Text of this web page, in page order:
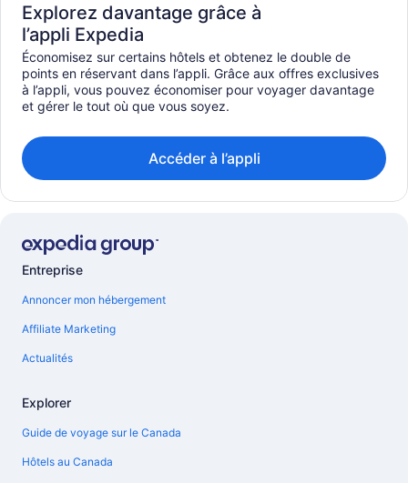
Explorez davantage grâce à
l’appli Expedia
Économisez sur certains hôtels et obtenez le double de
points en réservant dans l’appli. Grâce aux offres exclusives
à l’appli, vous pouvez économiser pour voyager davantage
et gérer le tout où que vous soyez.
Accéder à l’appli
Entreprise
Annoncer mon hébergement
Affiliate Marketing
Actualités
Explorer
Guide de voyage sur le Canada
Hôtels au Canada